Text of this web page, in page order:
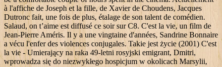
à l'affiche de Joseph et la fille, de Xavier de Choudens, Jacques
Dutronc fait, une fois de plus, étalage de son talent de comédien.
Salaud, on t’aime est diffusé ce soir sur C8. C'est la vie, un film de
Jean-Pierre Améris. Il y a une vingtaine d'années, Sandrine Bonnaire
a vécu l'enfer des violences conjugales. Takie jest życie (2001) C'est
la vie - Umierający na raka 49-letni rosyjski emigrant, Dmitri,
wprowadza się do niezwykłego hospicjum w okolicach Marsylii,